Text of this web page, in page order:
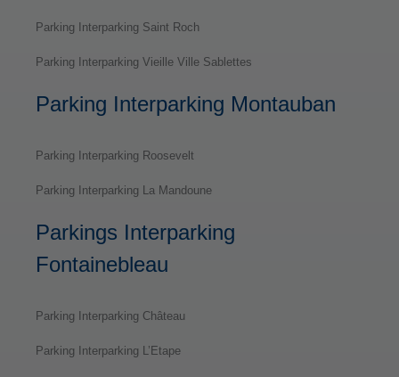
Parking Interparking Saint Roch
Parking Interparking Vieille Ville Sablettes
Parking Interparking Montauban
Parking Interparking Roosevelt
Parking Interparking La Mandoune
Parkings Interparking
Fontainebleau
Parking Interparking Château
Parking Interparking L’Etape